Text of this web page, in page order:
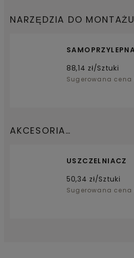
NARZĘDZIA DO MONTAŻU
88,14 zł/Sztuki
Sugerowana cena
AKCESORIA
USZCZELNIACZ
50,34 zł/Sztuki
Sugerowana cena